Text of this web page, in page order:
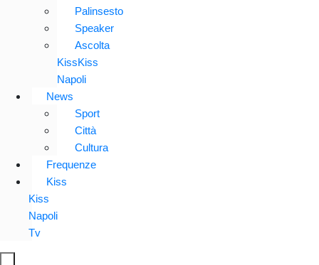
Palinsesto
Speaker
Ascolta
KissKiss
Napoli
News
Sport
Città
Cultura
Frequenze
Kiss
Kiss
Napoli
Tv